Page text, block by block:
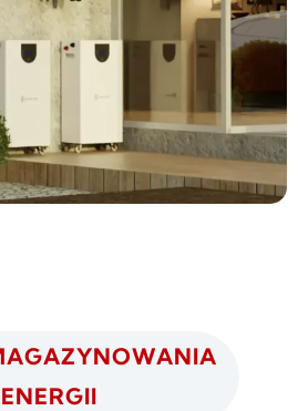
ENERGII